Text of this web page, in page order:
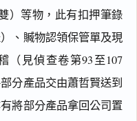
）等物，此有扣押筆錄
）、贓物認領保管單及現
（見偵查卷第93至107
分產品交由蕭哲賢送到
將部分產品拿回公司置